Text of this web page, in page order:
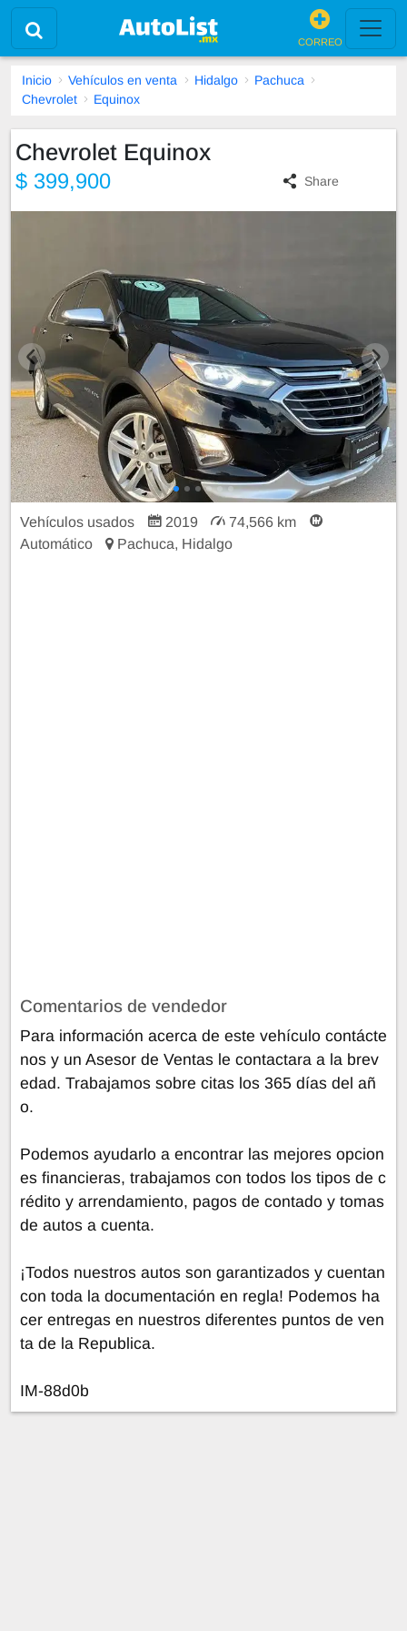
CORREO
Inicio Vehículos en venta Hidalgo
Pachuca
Chevrolet
Equinox
Chevrolet Equinox
$ 399,900 Share
Vehículos usados 2019
74,566 km
Automático
Pachuca, Hidalgo
Comentarios de vendedor
Para información acerca de este vehículo contácte
nos y un Asesor de Ventas le contactara a la brev
edad. Trabajamos sobre citas los 365 días del añ
o.
Podemos ayudarlo a encontrar las mejores opcion
es financieras, trabajamos con todos los tipos de c
rédito y arrendamiento, pagos de contado y tomas
de autos a cuenta.
¡Todos nuestros autos son garantizados y cuentan
con toda la documentación en regla! Podemos ha
cer entregas en nuestros diferentes puntos de ven
ta de la Republica.
IM-88d0b